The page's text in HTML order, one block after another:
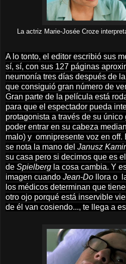
La actriz Marie-Josée Croze
A lo tonto, el editor escribió sus
sí, sí, con sus 127 páginas
neumonía tres días después de
que consiguió gran número de
Gran parte de la película está
para que el espectador pueda
protagonista a través de su
poder entrar en su cabeza
malo) y omnipresente voz en off.
se nota la mano del Janusz
su casa pero si decimos que es
de Spielberg la cosa cambia. Y
imagen cuando Jean-Do llora o
los médicos determinan que
otro ojo porqué está inservible
de él van cosiendo..., te llega a